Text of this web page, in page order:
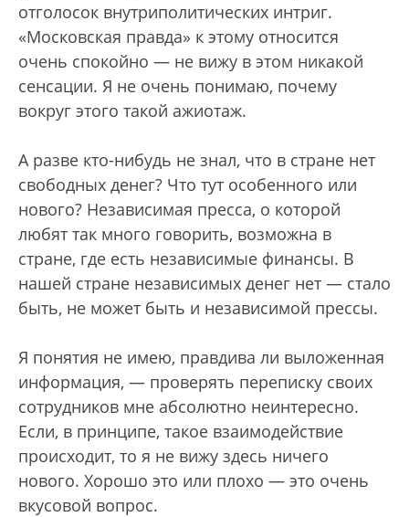
отголосок внутриполитических интриг.
«Московская правда» к этому относится
очень спокойно — не вижу в этом никакой
сенсации. Я не очень понимаю, почему
вокруг этого такой ажиотаж.
А разве кто-нибудь не знал, что в стране нет
свободных денег? Что тут особенного или
нового? Независимая пресса, о которой
любят так много говорить, возможна в
стране, где есть независимые финансы. В
нашей стране независимых денег нет — стало
быть, не может быть и независимой прессы.
Я понятия не имею, правдива ли выложенная
информация, — проверять переписку своих
сотрудников мне абсолютно неинтересно.
Если, в принципе, такое взаимодействие
происходит, то я не вижу здесь ничего
нового. Хорошо это или плохо — это очень
вкусовой вопрос.